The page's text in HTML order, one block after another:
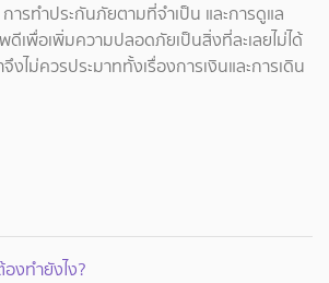
ารทำประกันภัยตามที่จำเป็น และการดูแล
เพื่อเพิ่มความปลอดภัยเป็นสิ่งที่ละเลยไม่ได้
งไม่ควรประมาททั้งเรื่องการเงินและการเดิน
องทำยังไง?